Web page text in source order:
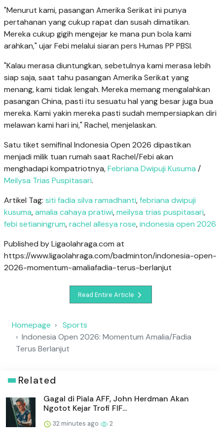
"Menurut kami, pasangan Amerika Serikat ini punya
pertahanan yang cukup rapat dan susah dimatikan.
Mereka cukup gigih mengejar ke mana pun bola kami
arahkan," ujar Febi melalui siaran pers Humas PP PBSI.
"Kalau merasa diuntungkan, sebetulnya kami merasa lebih
siap saja, saat tahu pasangan Amerika Serikat yang
menang, kami tidak lengah. Mereka memang mengalahkan
pasangan China, pasti itu sesuatu hal yang besar juga bua
mereka. Kami yakin mereka pasti sudah mempersiapkan diri
melawan kami hari ini," Rachel, menjelaskan.
Satu tiket semifinal Indonesia Open 2026 dipastikan
menjadi milik tuan rumah saat Rachel/Febi akan
menghadapi kompatriotnya,Febriana Dwipuji Kusuma /
Meilysa Trias Puspitasari.
Artikel Tag: siti fadia silva ramadhanti,febriana dwipuji
kusuma,amalia cahaya pratiwi,meilysa trias puspitasari,
febi setianingrum,rachel allesya rose,indonesia open 2026
Published by Ligaolahraga.com at
https://www.ligaolahraga.com/badminton/indonesia-open-
2026-momentum-amaliafadia-terus-berlanjut
Read Entire Article
Homepage
Sports
Indonesia Open 2026: Momentum Amalia/Fadia
Terus Berlanjut
Related
Gagal di Piala AFF, John Herdman Akan
Ngotot Kejar Trofi FIF...
32 minutes ago 2